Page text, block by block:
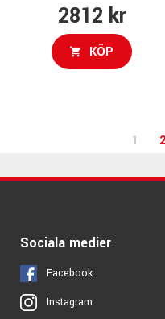
2812 kr
KÖP
1 2
Sociala medier
Facebook
Instagram